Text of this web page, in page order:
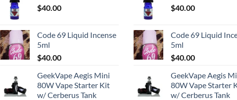
$40.00
Code 69 Liquid Incense
5ml
$40.00
GeekVape Aegis Mini
80W Vape Starter Kit
w/ Cerberus Tank
$40.00
Code 69 Liquid
5ml
$40.00
GeekVape Aegis
80W Vape Starter
w/ Cerberus Tank